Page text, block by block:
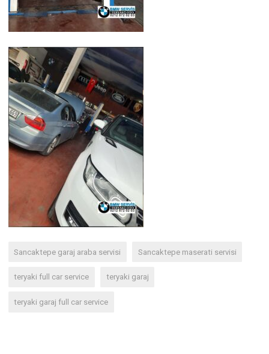
Sancaktepe garaj araba servisi Sancaktepe maserati servisi
teryaki full car service teryaki garaj
teryaki garaj full car service